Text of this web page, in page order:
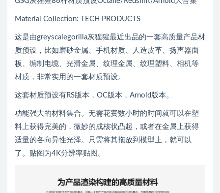
Material Collection: TECH PRODUCTS
这是由greyscalegorilla灰猩猩最近出品的一套高质量产品材
质预设，比如磨砂金属、手机材质、人造皮革、扬声器面
板、编制电缆、光滑金属、纹理金属、纹理塑料、相机等
材质，非常实用的一套材质预设。
这套材质预设有RS版本，OC版本，Arnold版本。
功能强大的材料集合。无需花费数小时的时间就可以在塑
料上获得完美的，微妙的成核状凸起，或者在金属上获得
适量的各向异性光泽。只需将其拖放到模型上，就可以
了。贴图为4K分辨率贴图。